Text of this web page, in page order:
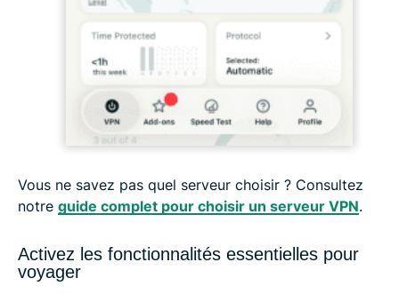
Vous ne savez pas quel serveur choisir ? Consultez
notre guide complet pour choisir un serveur VPN.
Activez les fonctionnalités essentielles pour
voyager